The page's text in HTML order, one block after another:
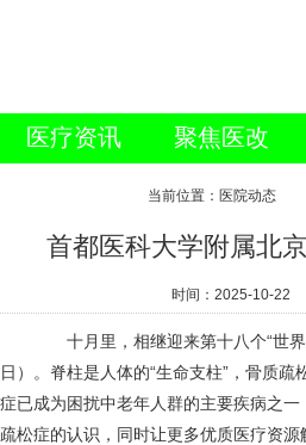
医疗资讯 聚焦医改
当前位置：医院动态
首都医科大学附属北
时间：2025-10-22
十月里，相继迎来第十八个“世界
日）。脊柱是人体的“生命支柱”，骨质
症已成为困扰中老年人群的主要疾病之
疏松症的认识，同时让更多优质医疗资